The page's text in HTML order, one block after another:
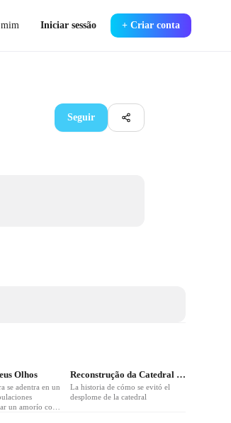
Iniciar sessão + Criar conta
Seguir
Olhos
se adentra en un
un amorío con
Reconstrução da Catedral de Notre Dame
La historia de cómo se evitó el
desplome de la catedral